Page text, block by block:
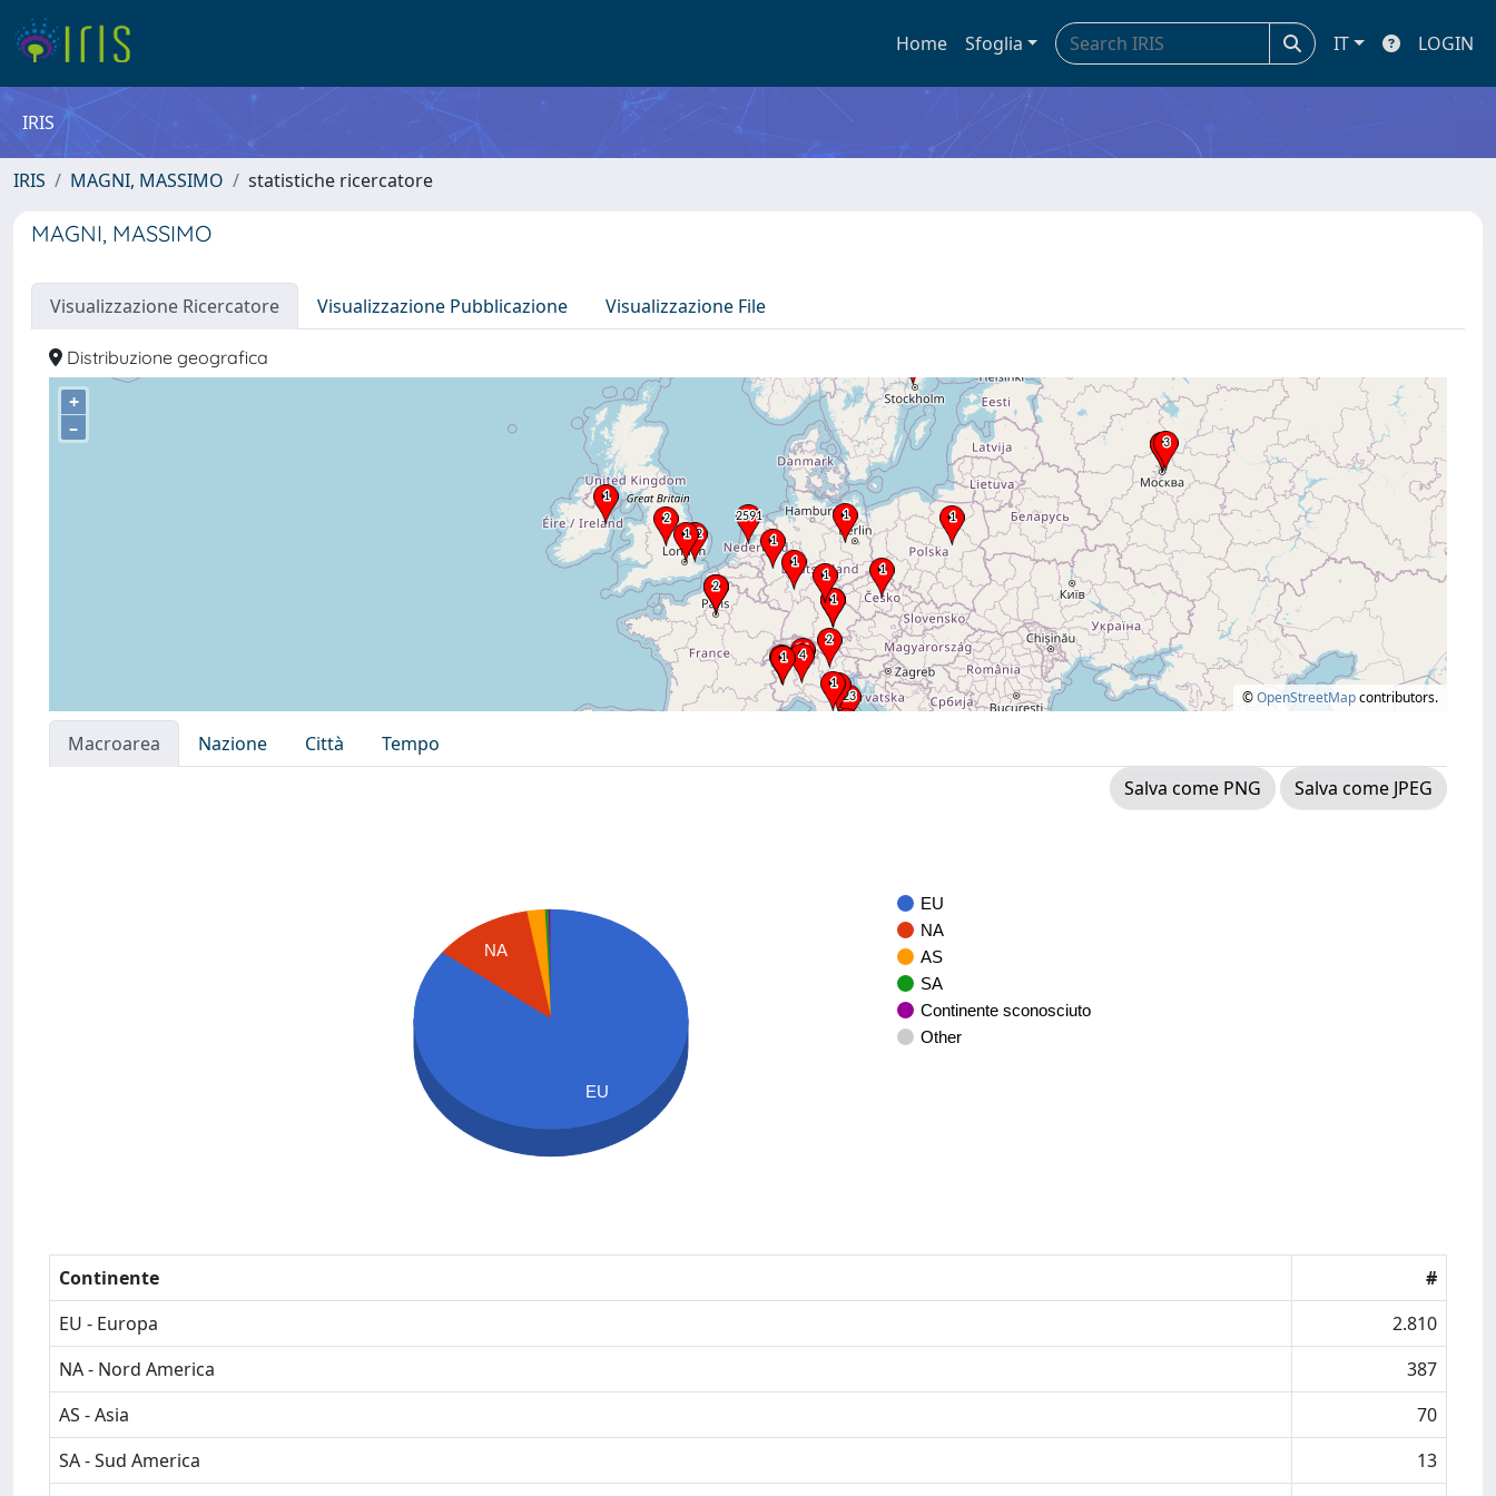
Home Sfoglia IT LOGIN
IRIS
IRIS MAGNI, MASSIMO statistiche ricercatore
MAGNI, MASSIMO
Visualizzazione Ricercatore Visualizzazione Pubblicazione Visualizzazione File
Distribuzione geografica
+
–
©OpenStreetMapcontributors.
Macroarea Nazione Città
Tempo
Salva come PNG
Salva come JPEG
EU
NA
AS
SA
Continente sconosciuto
Other
NA
EU
Continente
#
EU - Europa
2.810
NA - Nord America
387
AS - Asia
70
SA - Sud America
13